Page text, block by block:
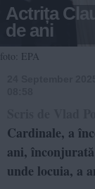
Actrița
de ani
foto: EPA
Cardinale, a
ani,
unde locuia, a